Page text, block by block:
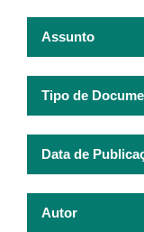
Assunto
Tipo de
Data de
Autor